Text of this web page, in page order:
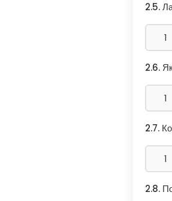
2.5.
1
2.6.
1
2.7.
1
2.8.